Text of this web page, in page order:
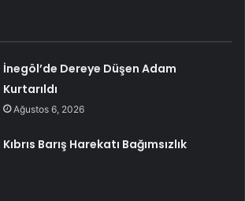
İnegöl’de Dereye Düşen Adam
Kurtarıldı
Ağustos 6, 2026
Barış Harekatı Bağımsızlık